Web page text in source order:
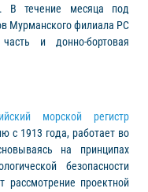
В течение месяца под
Мурманского филиала РС
и донно-бортовая
морской регистр
с 1913 года, работает во
на принципах
безопасности
рассмотрение проектной